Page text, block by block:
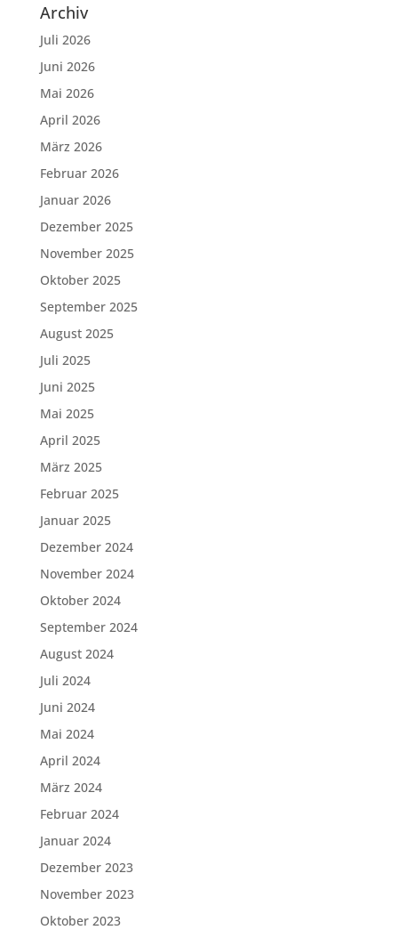
Archiv
Juli 2026
Juni 2026
Mai 2026
April 2026
März 2026
Februar 2026
Januar 2026
Dezember 2025
November 2025
Oktober 2025
September 2025
August 2025
Juli 2025
Juni 2025
Mai 2025
April 2025
März 2025
Februar 2025
Januar 2025
Dezember 2024
November 2024
Oktober 2024
September 2024
August 2024
Juli 2024
Juni 2024
Mai 2024
April 2024
März 2024
Februar 2024
Januar 2024
Dezember 2023
November 2023
Oktober 2023